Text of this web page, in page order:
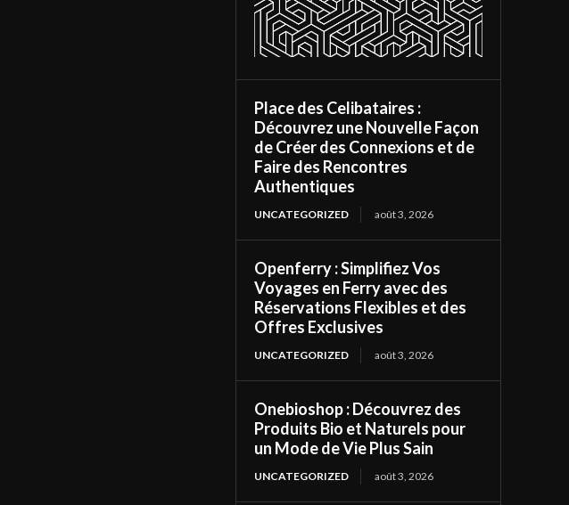
Place des Celibataires :
Découvrez une Nouvelle Façon
de Créer des Connexions et de
Faire des Rencontres
Authentiques
UNCATEGORIZED août 3, 2026
Openferry : Simplifiez Vos
Voyages en Ferry avec des
Réservations Flexibles et des
Offres Exclusives
UNCATEGORIZED août 3, 2026
Onebioshop : Découvrez des
Produits Bio et Naturels pour
un Mode de Vie Plus Sain
UNCATEGORIZED août 3, 2026